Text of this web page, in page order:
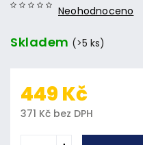
Neohodnoceno
Skladem (>5 ks)
449 Kč
371 Kč bez DPH